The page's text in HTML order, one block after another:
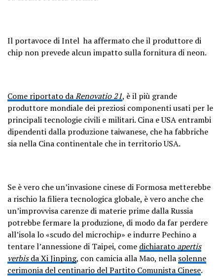
Il portavoce di Intel ha affermato che il produttore di
chip non prevede alcun impatto sulla fornitura di neon.
Come riportato daRenovatio 21, è il più grande
produttore mondiale dei preziosi componenti usati per le
principali tecnologie civili e militari. Cina e USA entrambi
dipendenti dalla produzione taiwanese, che ha fabbriche
sia nella Cina continentale che in territorio USA.
Se è vero che un’invasione cinese di Formosa metterebbe
a rischio la filiera tecnologica globale, è vero anche che
un’improvvisa carenze di materie prime dalla Russia
potrebbe fermare la produzione, di modo da far perdere
all’isola lo «scudo del microchip» e indurre Pechino a
tentare l’annessione di Taipei, come dichiarato apertis
verbisda Xi Jinping, con camicia alla Mao, nella solenne
cerimonia del centinario del Partito Comunista Cinese.